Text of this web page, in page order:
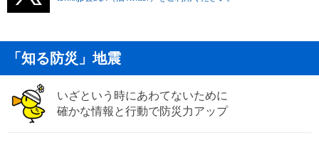
「知る防災」地震
いざという時にあわてないために
確かな情報と行動で防災力アップ